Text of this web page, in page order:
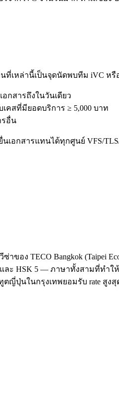
หล่านี้เป็นจุดนัดพบทีม iVC หรือ
กสารถึงในวันเดียว
คสที่มียอดบริการ ≥ 5,000 บาท
รอื่น
อกสารแทนได้ทุกศูนย์ VFS/
ของ TECO Bangkok (Taipei
ละ HSK 5 — ภาษาทั้งสามที่ท
นในกรุงเทพยอมรับ rate สูงสุด